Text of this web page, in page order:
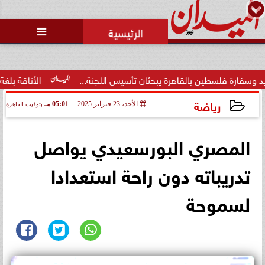

الأناقة بلغة بالقاهرة يبحثان تأسيس اللجنة...
رياضة الأحد، 23 فبراير 2025 05:01 مـ بتوقيت القاهرة
المصري البورسعيدي يواصل
تدريباته دون راحة استعدادا
لسموحة